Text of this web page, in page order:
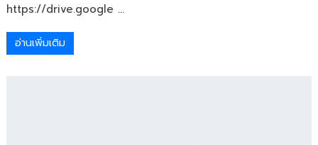
https://drive.google ...
อ่านเพิ่มเติม